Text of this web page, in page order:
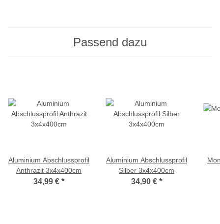
Passend dazu
Aluminium Abschlussprofil
Anthrazit 3x4x400cm
34,99 € *
Aluminium Abschlussprofil
Silber 3x4x400cm
34,90 € *